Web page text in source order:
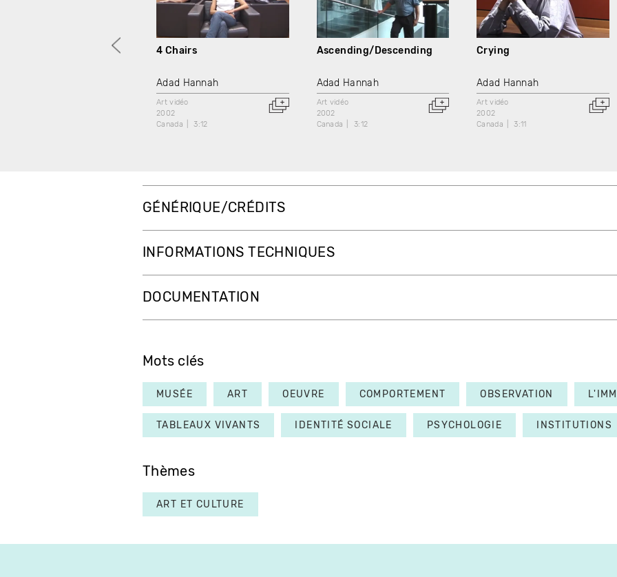
4 Chairs
Adad Hannah
Art vidéo
2002
Canada
3:12
Ascending/Descending
Adad Hannah
Art vidéo
2002
Canada
3:12
Crying
Adad Hannah
Art vidéo
2002
Canada
3:11
GÉNÉRIQUE/CRÉDITS
INFORMATIONS TECHNIQUES
DOCUMENTATION
Mots clés
MUSÉE ART OEUVRE COMPORTEMENT OBSERVATION
TABLEAUX VIVANTS IDENTITÉ SOCIALE PSYCHOLOGIE INSTITUTIONS
Thèmes
ART ET CULTURE